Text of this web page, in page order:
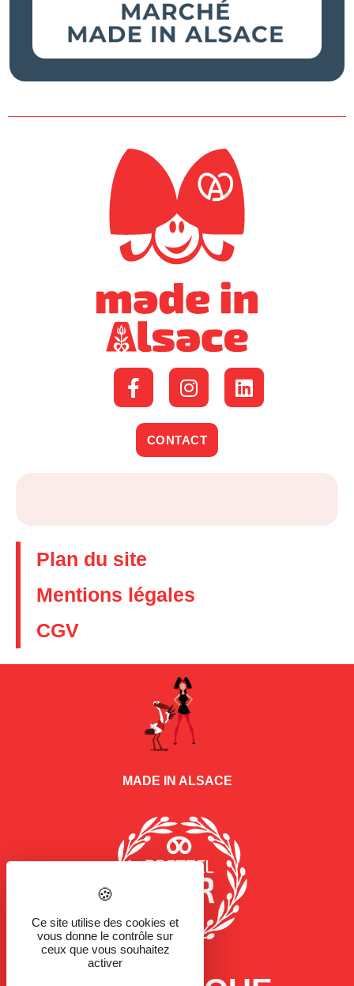
CONTACT
Plan du site
Mentions légales
CGV
MADE IN ALSACE
Ce site utilise des cookies et
vous donne le contrôle sur
ceux que vous souhaitez
activer